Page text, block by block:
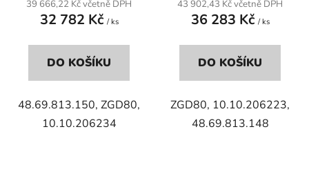
39 666,22 Kč včetně DPH
32 782 Kč / ks
DO KOŠÍKU
48.69.813.150, ZGD80,
10.10.206234
43 902,43 Kč včetně DPH
36 283 Kč / ks
DO KOŠÍKU
ZGD80, 10.10.206223,
48.69.813.148